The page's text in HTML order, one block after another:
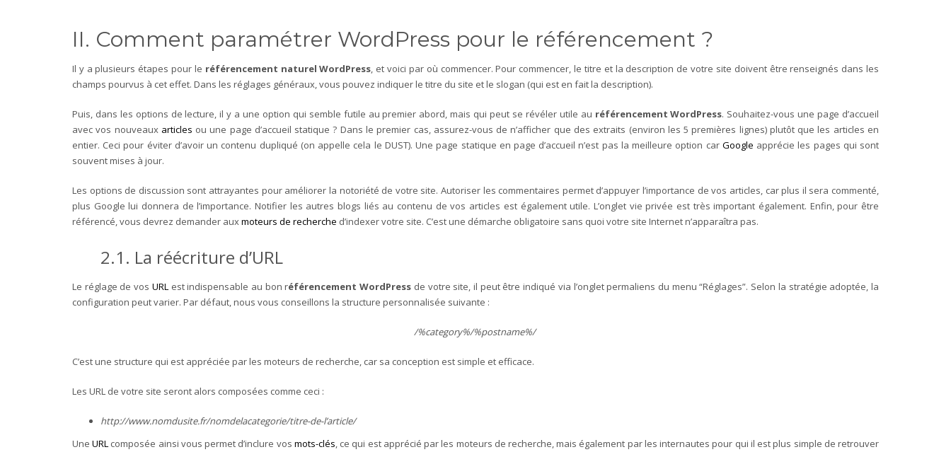
II. Comment paramétrer WordPress pour le référencement ?
Il y a plusieurs étapes pour le référencement naturel WordPress, et voici par où commencer. Pour commencer, le titre et la description de votre site doivent être renseignés dans les
champs pourvus à cet effet. Dans les réglages généraux, vous pouvez indiquer le titre du site et le slogan (qui est en fait la description).
Puis, dans les options de lecture, il y a une option qui semble futile au premier abord, mais qui peut se révéler utile au référencement WordPress. Souhaitez-vous une page d’accueil
avec vos nouveaux articles ou une page d’accueil statique ? Dans le premier cas, assurez-vous de n’afficher que des extraits (environ les 5 premières lignes) plutôt que les articles en
entier. Ceci pour éviter d’avoir un contenu dupliqué (on appelle cela le DUST). Une page statique en page d’accueil n’est pas la meilleure option car Google apprécie les pages qui sont
souvent mises à jour.
Les options de discussion sont attrayantes pour améliorer la notoriété de votre site. Autoriser les commentaires permet d’appuyer l’importance de vos articles, car plus il sera commenté,
plus Google lui donnera de l’importance. Notifier les autres blogs liés au contenu de vos articles est également utile. L’onglet vie privée est très important également. Enfin, pour être
référencé, vous devrez demander auxmoteurs de recherche d’indexer votre site. C’est une démarche obligatoire sans quoi votre site Internet n’apparaîtra pas.
2.1. La réécriture d’URL
Le réglage de vos URLest indispensable au bon référencement WordPress de votre site, il peut être indiqué via l’onglet permaliens du menu “Réglages”. Selon la stratégie adoptée, la
configuration peut varier. Par défaut, nous vous conseillons la structure personnalisée suivante :
/%category%/%postname%/
C’est une structure qui est appréciée par les moteurs de recherche, car sa conception est simple et efficace.
Les URL de votre site seront alors composées comme ceci :
http://www.nomdusite.fr/nomdelacategorie/titre-de-l’article/
UneURL composée ainsi vous permet d’inclure vos mots-clés, ce qui est apprécié par les moteurs de recherche, mais également par les internautes pour qui il est plus simple de retrouver